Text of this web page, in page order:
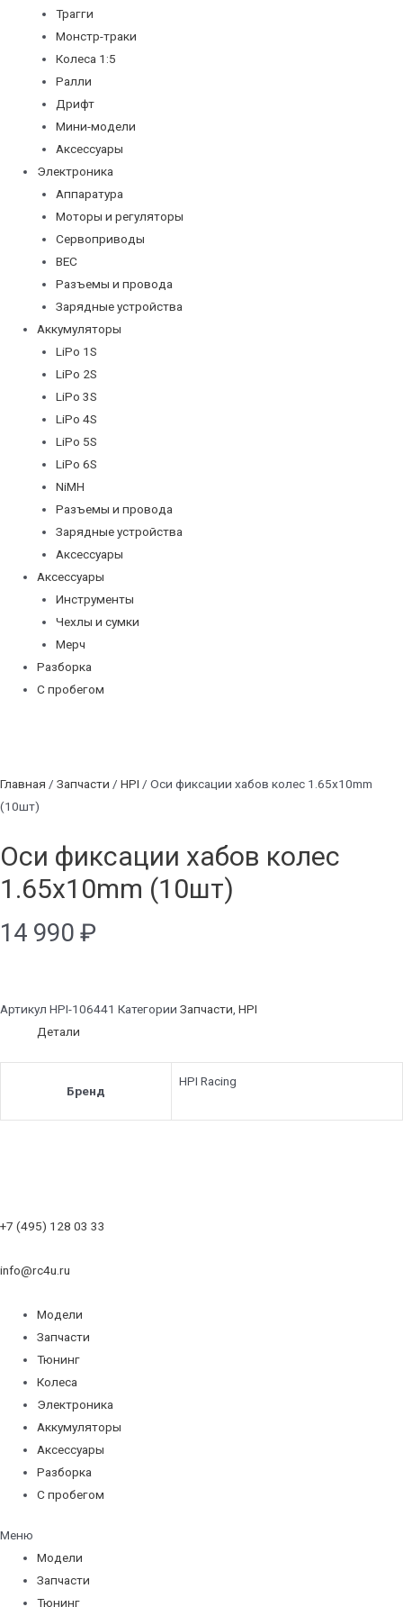
Трагги
Монстр-траки
Колеса 1:5
Ралли
Дрифт
Мини-модели
Аксессуары
Электроника
Аппаратура
Моторы и регуляторы
Сервоприводы
BEC
Разъемы и провода
Зарядные устройства
Аккумуляторы
LiPo 1S
LiPo 2S
LiPo 3S
LiPo 4S
LiPo 5S
LiPo 6S
NiMH
Разъемы и провода
Зарядные устройства
Аксессуары
Аксессуары
Инструменты
Чехлы и сумки
Мерч
Разборка
С пробегом
Главная / Запчасти / HPI / Оси фиксации хабов колес 1.65x10mm
(10шт)
Оси фиксации хабов колес
1.65x10mm (10шт)
14 990 ₽
Артикул HPI-106441 Категории Запчасти, HPI
Детали
Бренд
HPI Racing
+7 (495) 128 03 33
info@rc4u.ru
Модели
Запчасти
Тюнинг
Колеса
Электроника
Аккумуляторы
Аксессуары
Разборка
С пробегом
Меню
Модели
Запчасти
Тюнинг